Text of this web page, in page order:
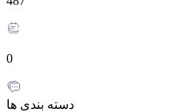
0
دسته بندی ها